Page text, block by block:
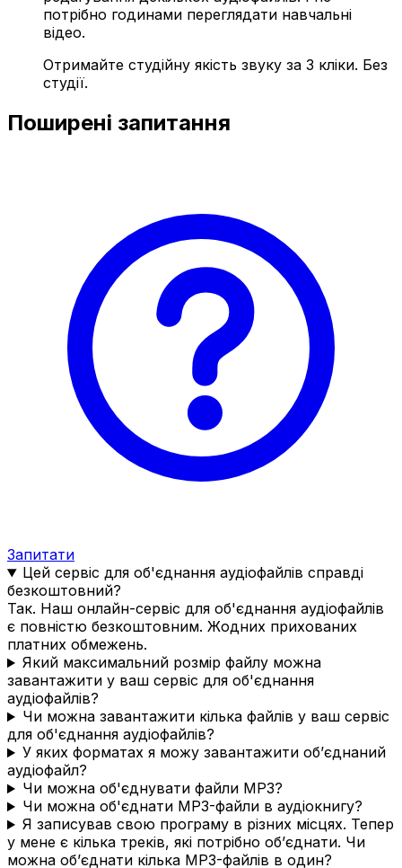
потрібно годинами переглядати навчальні
відео.
Отримайте студійну якість звуку за 3 кліки. Без
студії.
Поширені запитання
Запитати
Цей сервіс для об'єднання аудіофайлів справді
безкоштовний?
Так. Наш онлайн-сервіс для об'єднання аудіофайлів
є повністю безкоштовним. Жодних прихованих
платних обмежень.
Який максимальний розмір файлу можна
завантажити у ваш сервіс для об'єднання
аудіофайлів?
Чи можна завантажити кілька файлів у ваш сервіс
для об'єднання аудіофайлів?
У яких форматах я можу завантажити об’єднаний
аудіофайл?
Чи можна об'єднувати файли MP3?
Чи можна об'єднати MP3-файли в аудіокнигу?
Я записував свою програму в різних місцях. Тепер
у мене є кілька треків, які потрібно об’єднати. Чи
можна об’єднати кілька MP3-файлів в один?